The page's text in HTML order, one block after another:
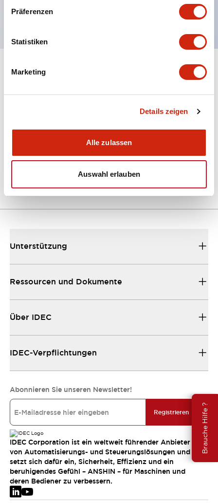
Präferenzen
Statistiken
Marketing
Details zeigen
Alle zulassen
Auswahl erlauben
Brauche Hilfe ?
Finger-sichere (IP20) Schraubklemmen verfügbar
Dokumente und Dateien
Bedienungsanleitung CAD-
10/10/2024.PDF5.62MB
Unterstützung
Ressourcen und Dokumente
Über IDEC
IDEC-Verpflichtungen
Abonnieren Sie unseren Newsletter!
Registrieren
IDEC Corporation ist ein weltweit führender Anbieter
von Automatisierungs- und Steuerungslösungen und
setzt sich dafür ein, Sicherheit, Effizienz und ein
beruhigendes Gefühl – ANSHIN – für Maschinen und
deren Bediener zu verbessern.